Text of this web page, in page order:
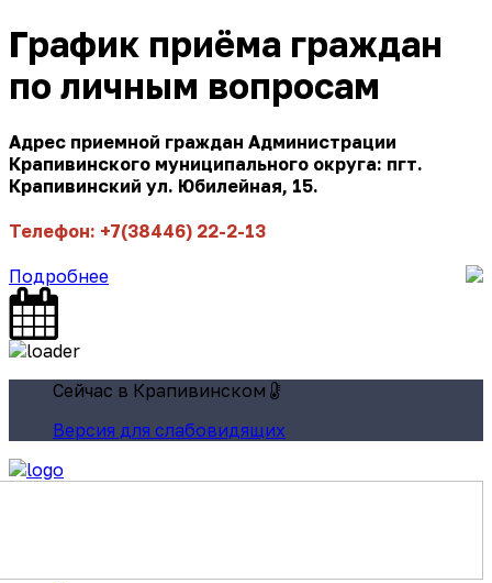
График приёма граждан
по личным вопросам
Адрес приемной граждан Администрации
Крапивинского муниципального округа: пгт.
Крапивинский ул. Юбилейная, 15.
Телефон: +7(38446) 22-2-13
Подробнее
Сейчас в Крапивинском
Версия для слабовидящих